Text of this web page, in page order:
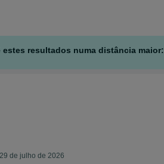
estes resultados numa distância maior:
de julho de 2026